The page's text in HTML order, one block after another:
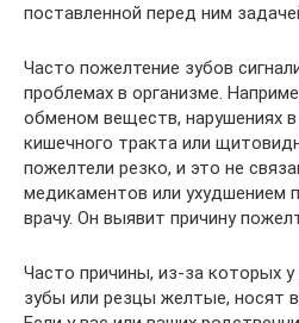
поставленной перед ним
Часто пожелтение зубов
проблемах в организме.
обменом веществ, нарушениях
кишечного тракта или
пожелтели резко, и это не
медикаментов или ухудшением
врачу. Он выявит причину
Часто причины, из-за которых
зубы или резцы желтые, носят